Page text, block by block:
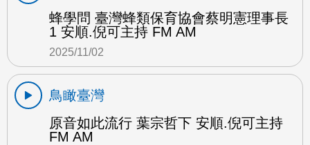
蜂學問 臺灣蜂類保育協會蔡明憲理事長
1 安順.倪可主持 FM AM
2025/11/02
鳥瞰臺灣
原音如此流行 葉宗哲下 安順.倪可主持
FM AM